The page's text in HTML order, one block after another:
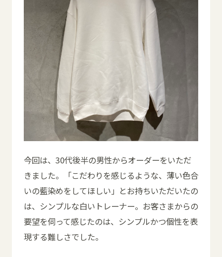
今回は、30代後半の男性からオーダーをいただ
きました。「こだわりを感じるような、薄い色合
いの藍染めをしてほしい」とお持ちいただいたの
は、シンプルな白いトレーナー。お客さまからの
要望を伺って感じたのは、シンプルかつ個性を表
現する難しさでした。